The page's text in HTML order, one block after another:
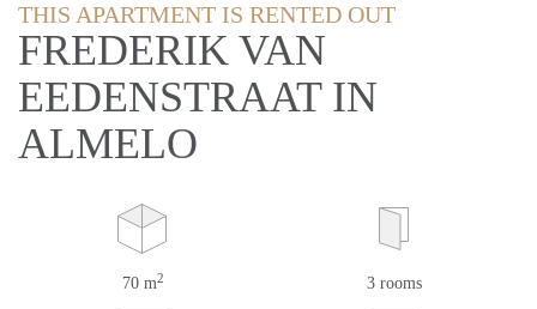
THIS APARTMENT IS RENTED OUT
FREDERIK VAN
EEDENSTRAAT IN
ALMELO
70 m2 3 rooms